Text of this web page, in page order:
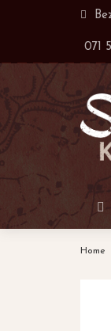
Ga
naar
inhoud
071
Home